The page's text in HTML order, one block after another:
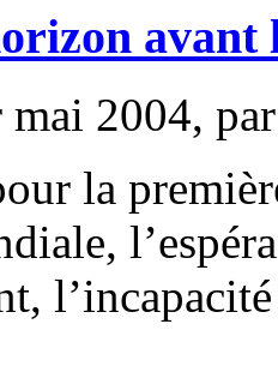
avant
mai 2004,
la